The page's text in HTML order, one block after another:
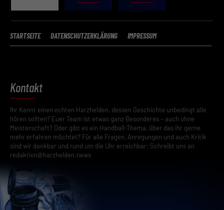
STARTSEITE DATENSCHUTZERKLÄRUNG IMPRESSUM
Kontakt
Ihr Kennt einen echten Harzhelden, dessen Geschichte unbedingt alle
hören sollten? Euer Team ist etwas ganz Besonderes – auch ohne
Meisterschaft? Oder gibt es ein Handball-Thema, über das ihr gerne
mehr erfahren möchtet? Für alle Fragen, Anregungen und auch Kritik
sind wir dankbar und rund um die Uhr erreichbar: Schreibt uns an
redaktion@harzhelden.news